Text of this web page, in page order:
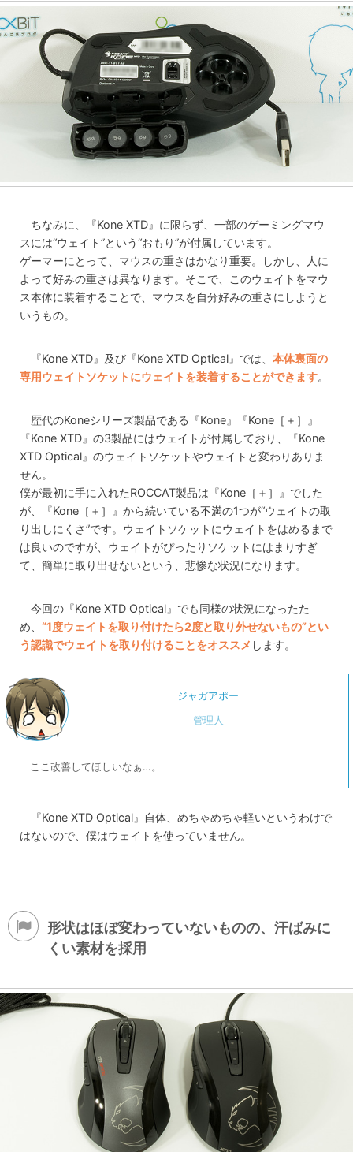
ちなみに、『Kone XTD』に限らず、一部のゲーミングマウ
スには“ウェイト”という“おもり”が付属しています。
ゲーマーにとって、マウスの重さはかなり重要。しかし、人に
よって好みの重さは異なります。そこで、このウェイトをマウ
ス本体に装着することで、マウスを自分好みの重さにしようと
いうもの。
『Kone XTD』及び『Kone XTD Optical』では、本体裏面の
専用ウェイトソケットにウェイトを装着することができます。
歴代のKoneシリーズ製品である『Kone』『Kone［＋］』
『Kone XTD』の3製品にはウェイトが付属しており、『Kone
XTD Optical』のウェイトソケットやウェイトと変わりありま
せん。
僕が最初に手に入れたROCCAT製品は『Kone［＋］』でした
が、『Kone［＋］』から続いている不満の1つが“ウェイトの取
り出しにくさ”です。ウェイトソケットにウェイトをはめるまで
は良いのですが、ウェイトがぴったりソケットにはまりすぎ
て、簡単に取り出せないという、悲惨な状況になります。
今回の『Kone XTD Optical』でも同様の状況になったた
め、 “1度ウェイトを取り付けたら2度と取り外せないもの”とい
う認識でウェイトを取り付けることをオススメ します。
ジャガアポー
ここ改善してほしいなぁ…。
『Kone XTD Optical』自体、めちゃめちゃ軽いというわけで
はないので、僕はウェイトを使っていません。
形状はほぼ変わっていないものの、汗ばみに
くい素材を採用